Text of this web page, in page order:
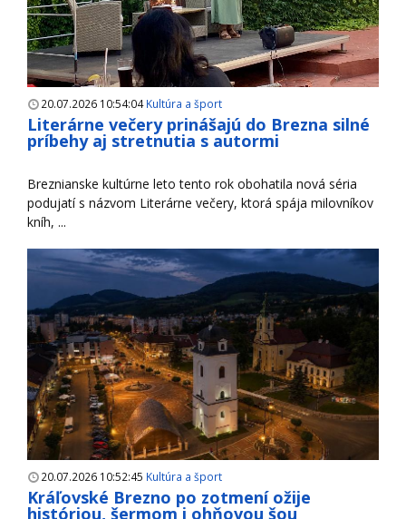
20.07.2026 10:54:04Kultúra a šport
Literárne večery prinášajú do Brezna silné
príbehy aj stretnutia s autormi
Breznianske kultúrne leto tento rok obohatila nová séria
podujatí s názvom Literárne večery, ktorá spája milovníkov
kníh, ...
20.07.2026 10:52:45 Kultúra a šport
Kráľovské Brezno po zotmení ožije
históriou, šermom i ohňovou šou